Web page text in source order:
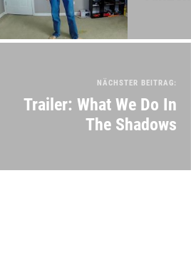
NÄCHSTER BEITRAG:
Trailer: What We Do In
The Shadows